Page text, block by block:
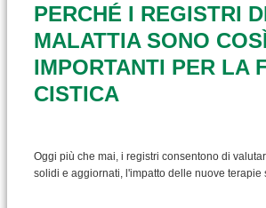
PERCHÉ I REGISTRI
MALATTIA SONO
IMPORTANTI PER LA
CISTICA
Oggi più che mai, i registri consentono di
solidi e aggiornati, l'impatto delle nuove terapie